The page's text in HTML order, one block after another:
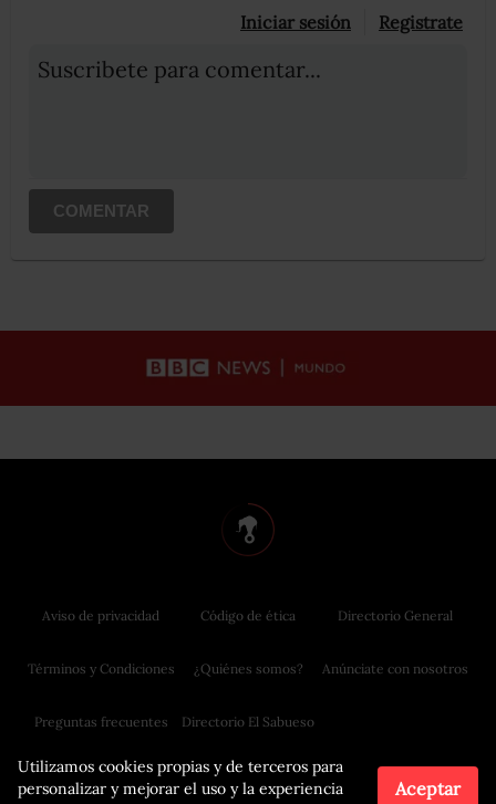
Iniciar sesión Registrate
Suscribete para comentar...
COMENTAR
Utilizamos cookies propias y de terceros para
personalizar y mejorar el uso y la experiencia
Aceptar
Aviso de privacidad
Términos y Condiciones
Preguntas frecuentes
Código de ética
¿Quiénes somos?
Directorio El Sabueso
Directorio General
Anúnciate con nosotros